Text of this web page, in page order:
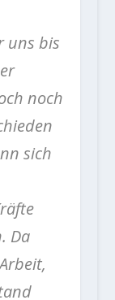
uns bis
noch
sich
Da